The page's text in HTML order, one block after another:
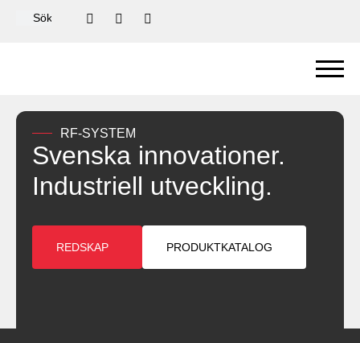
RF-SYSTEM
Svenska innovationer.
Industriell utveckling.
REDSKAP PRODUKTKATALOG